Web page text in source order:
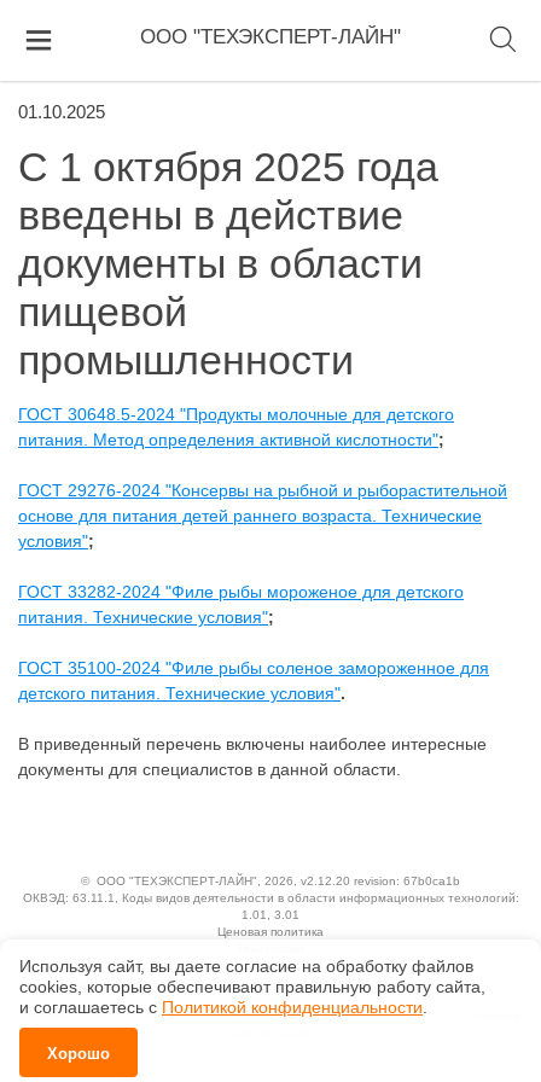
ООО "ТЕХЭКСПЕРТ-ЛАЙН"
01.10.2025
С 1 октября 2025 года
введены в действие
документы в области
пищевой
промышленности
ГОСТ 30648.5-2024 "Продукты молочные для детского
питания. Метод определения активной кислотности";
ГОСТ 29276-2024 "Консервы на рыбной и рыборастительной
основе для питания детей раннего возраста. Технические
условия";
ГОСТ 33282-2024 "Филе рыбы мороженое для детского
питания. Технические условия";
ГОСТ 35100-2024 "Филе рыбы соленое замороженное для
детского питания. Технические условия".
В приведенный перечень включены наиболее интересные
документы для специалистов в данной области.
© ООО "ТЕХЭКСПЕРТ-ЛАЙН" , 2026, v2.12.20 revision: 67b0ca1b
ОКВЭД: 63.11.1, Коды видов деятельности в области информационных технологий:
1.01, 3.01
Ценовая политика
Исключительные авторские и смежные права принадлежат АО «Кодекс».
Положение по обработке и защите персональных данных
Справка о регистрации продуктов АО «Кодекс» в Реестре российского программного
Используя сайт, вы даете согласие на обработку файлов
сооkiеs, которые обеспечивают правильную работу сайта,
и соглашаетесь с Политикой конфиденциальности
Хорошо